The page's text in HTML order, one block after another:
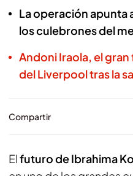
La operación apunta
los culebrones del
Andoni Iraola, el
del Liverpool tras la
Compartir
Elfuturo de Ibrahima